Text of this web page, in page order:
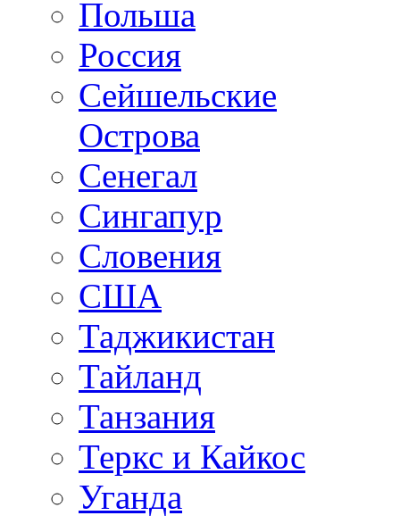
Польша
Россия
Сейшельские
Острова
Сенегал
Сингапур
Словения
США
Таджикистан
Тайланд
Танзания
Теркс и Кайкос
Уганда